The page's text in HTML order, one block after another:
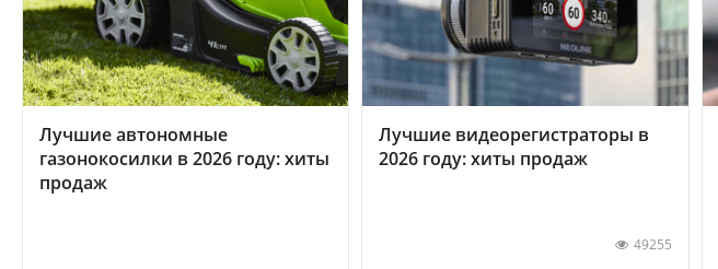
Лучшие автономные
газонокосилки в 2026 году: хиты
продаж
Лучшие видеорегистраторы в
2026 году: хиты продаж
49255